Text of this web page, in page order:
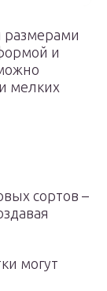
размерами
и
мелких
сортов –
могут